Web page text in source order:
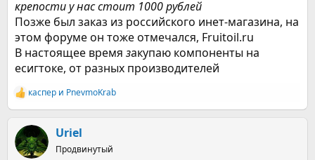
крепости у нас стоит 1000 рублей
Позже был заказ из российского инет-магазина, на
этом форуме он тоже отмечался, Fruitoil.ru
В настоящее время закупаю компоненты на
есигтоке, от разных производителей
Р
е
к
ц
и
каспер и PnevmoKrab
Uriel
Продвинутый